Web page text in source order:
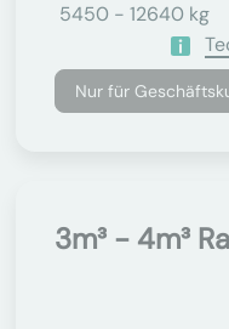
5450 - 12640 kg
Nur für
3m³ - 4m³